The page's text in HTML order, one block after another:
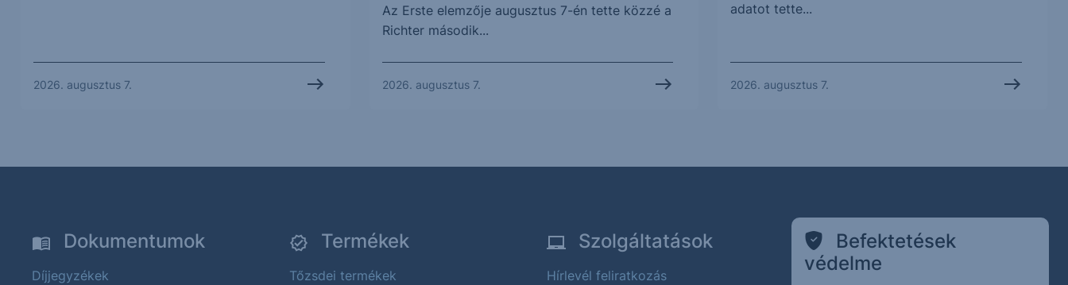
2026. augusztus 7.
Az Erste elemzője augusztus 7-én tette közzé a
Richter második...
2026. augusztus 7.
adatot tette...
2026. augusztus 7.
Dokumentumok
Díjjegyzékek
Termékek
Tőzsdei termékek
Szolgáltatások
Hírlevél feliratkozás
Befektetések
védelme